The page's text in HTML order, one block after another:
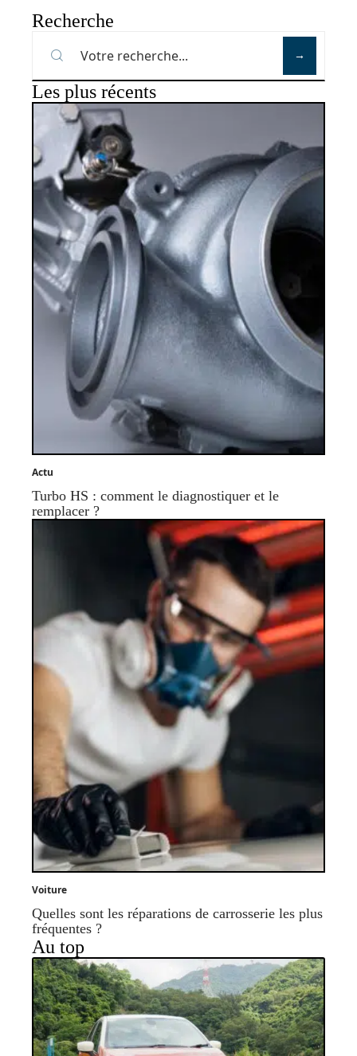
Recherche
Les plus récents
Actu
Turbo HS : comment le diagnostiquer et le
remplacer ?
Voiture
Quelles sont les réparations de carrosserie les plus
fréquentes ?
Au top